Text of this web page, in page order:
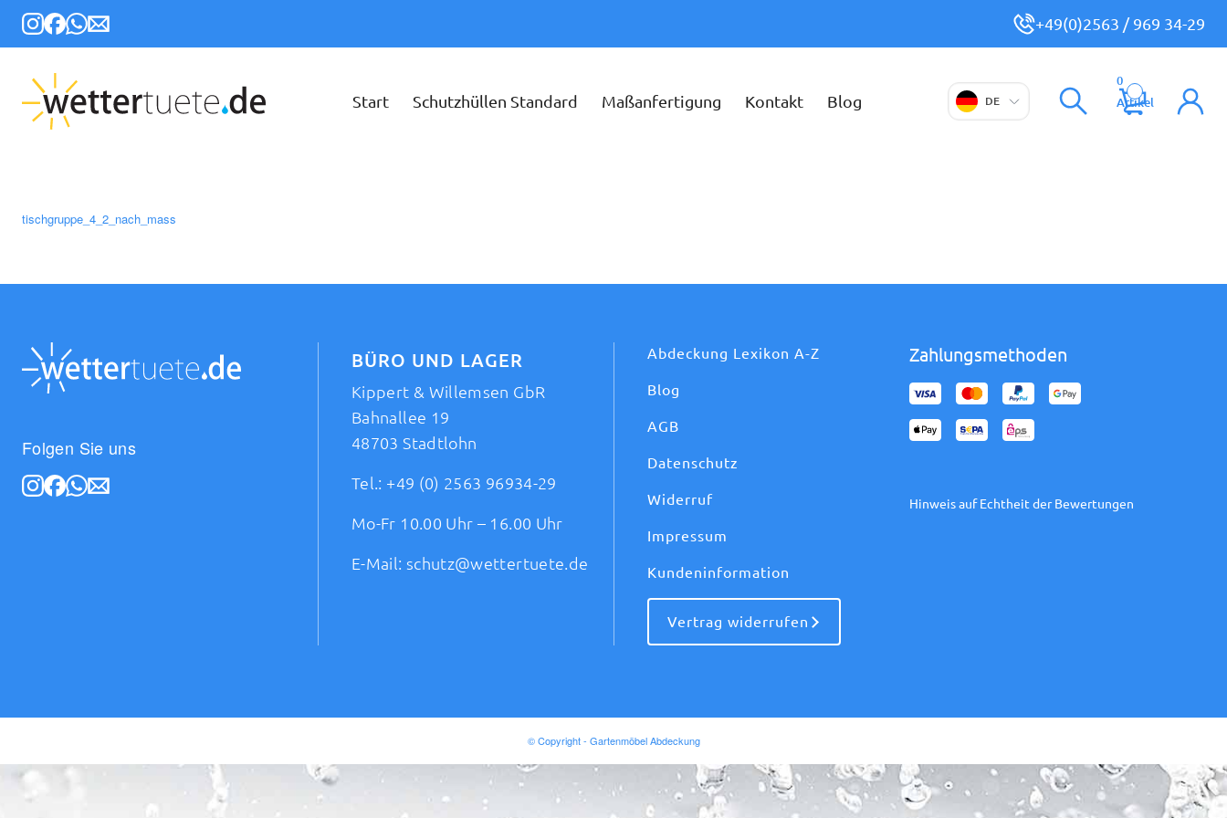
+49(0)2563 / 969 34-29
Start Schutzhüllen Standard Maßanfertigung Kontakt Blog DE
0
Artikel
tischgruppe_4_2_nach_mass
Folgen Sie uns
BÜRO UND LAGER
Kippert & Willemsen GbR
Bahnallee 19
48703 Stadtlohn
Tel.: +49 (0) 2563 96934-29
Mo-Fr 10.00 Uhr – 16.00 Uhr
E-Mail: schutz@wettertuete.de
Abdeckung Lexikon A-Z
Blog
AGB
Datenschutz
Widerruf
Impressum
Kundeninformation
Vertrag widerrufen
Zahlungsmethoden
Hinweis auf Echtheit der Bewertungen
© Copyright - Gartenmöbel Abdeckung